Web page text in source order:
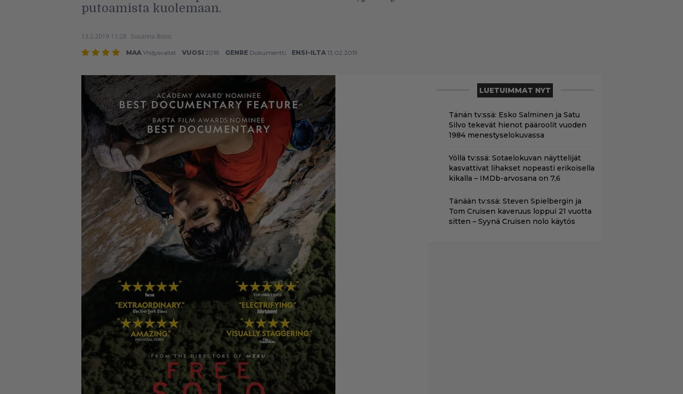
putoamista kuolemaan.
13.2.2019 11:28 Susanna Bono
MAA Yhdysvallat VUOSI 2018 GENRE Dokumentti ENSI-ILTA13.02.2019
LUETUIMMAT NYT
Tänän tv:ssä: Esko Salminen ja Satu
Silvo tekevät hienot pääroolit vuoden
1984 menestyselokuvassa
Yöllä tv:ssä: Sotaelokuvan näyttelijät
kasvattivat lihakset nopeasti erikoisella
kikalla – IMDb-arvosana on 7,6
Tänään tv:ssä: Steven Spielbergin ja
Tom Cruisen kaveruus loppui 21 vuotta
sitten – Syynä Cruisen nolo käytös